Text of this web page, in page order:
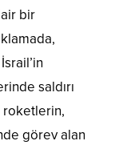
bir
saldırı
roketlerin,
görev alan